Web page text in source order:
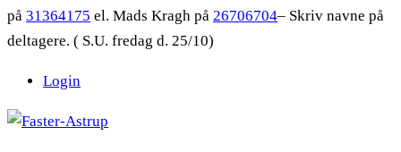
på 31364175 el. Mads Kragh på 26706704– Skriv navne på
deltagere. ( S.U. fredag d. 25/10)
Login